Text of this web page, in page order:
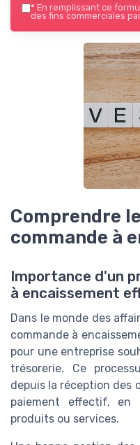
* En remplissant ce
des fins commerciales
Comprendre
commande à
Importance d'un
à encaissement
Dans le monde des
commande à
pour une entreprise
trésorerie. Ce
depuis la réception des
paiement effectif, en
produits ou services.